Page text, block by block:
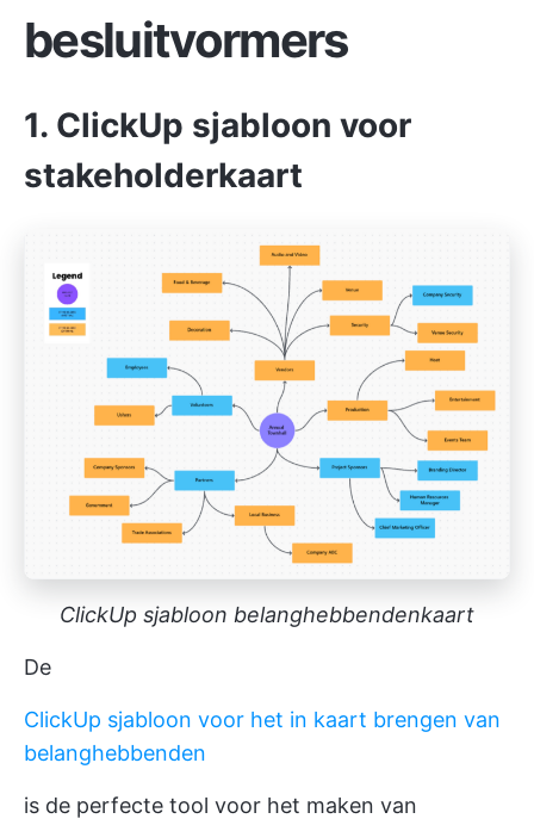
besluitvormers
1. ClickUp sjabloon voor
stakeholderkaart
ClickUp sjabloon belanghebbendenkaart
De
ClickUp sjabloon voor het in kaart brengen van
belanghebbenden
is de perfecte tool voor het maken van